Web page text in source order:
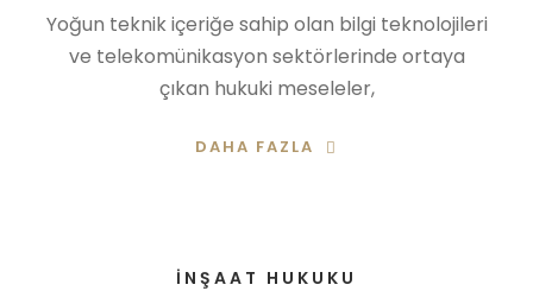
Yoğun teknik içeriğe sahip olan bilgi teknolojileri
ve telekomünikasyon sektörlerinde ortaya
çıkan hukuki meseleler,
DAHA FAZLA
İNŞAAT HUKUKU